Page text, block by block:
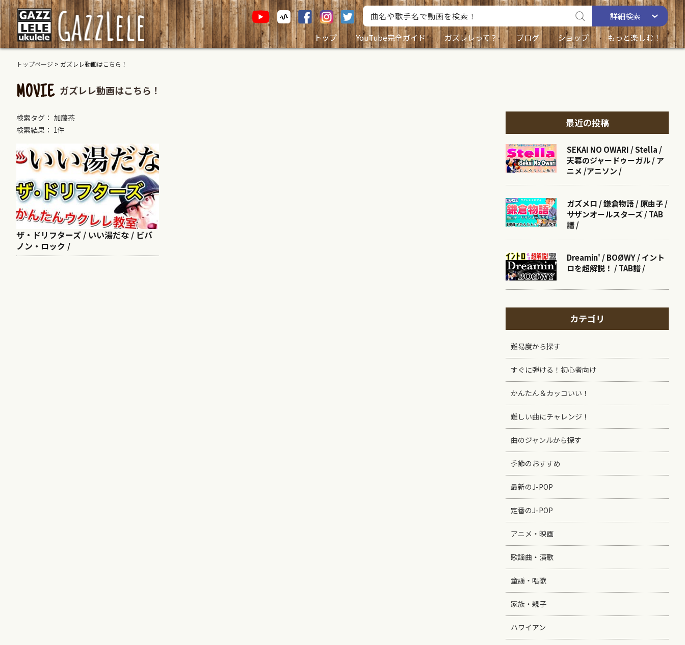
詳細検索
トップ
YouTube完全ガイド ガズレレって？ ブログ ショップ もっと楽しむ！
トップページ > ガズレレ動画はこちら！
MOVIE ガズレレ動画はこちら！
検索タグ： 加藤茶
検索結果： 1件
ザ・ドリフターズ / いい湯だな / ビバ
ノン・ロック /
最近の投稿
SEKAI NO OWARI / Stella /
天幕のジャードゥーガル / ア
ニメ /アニソン /
ガズメロ / 鎌倉物語 / 原由子 /
サザンオールスターズ / TAB
譜 /
Dreamin' / BOØWY / イント
ロを超解説！ / TAB譜 /
カテゴリ
難易度から探す
すぐに弾ける！初心者向け
かんたん＆カッコいい！
難しい曲にチャレンジ！
曲のジャンルから探す
季節のおすすめ
最新のJ-POP
定番のJ-POP
アニメ・映画
歌謡曲・演歌
童謡・唱歌
家族・親子
ハワイアン